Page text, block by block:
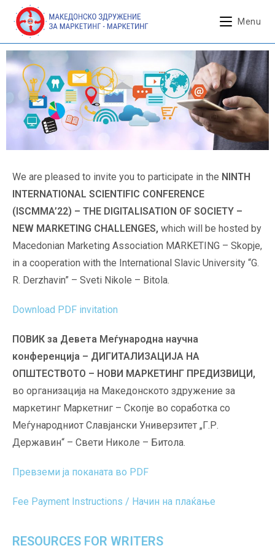
Menu
We are pleased to invite you to participate in the NINTH
INTERNATIONAL SCIENTIFIC CONFERENCE
(ISCMMA’22) – THE DIGITALISATION OF SOCIETY –
NEW MARKETING CHALLENGES, which will be hosted by
Macedonian Marketing Association MARKETING – Skopje,
in a cooperation with the International Slavic University “G.
R. Derzhavin” – Sveti Nikole – Bitola.
Download PDF invitation
ПОВИК за Девета Меѓународна научна
конференција – ДИГИТАЛИЗАЦИЈА НА
ОПШТЕСТВОТО – НОВИ МАРКЕТИНГ ПРЕДИЗВИЦИ,
во организација на Македонското здружение за
маркетинг Маркетниг – Скопје во соработка со
Меѓународниот Славјански Универзитет „Г.Р.
Державин“ – Свети Николе – Битола.
Превземи ја поканата во PDF
Fee Payment Instructions / Начин на плаќање
RESOURCES FOR WRITERS